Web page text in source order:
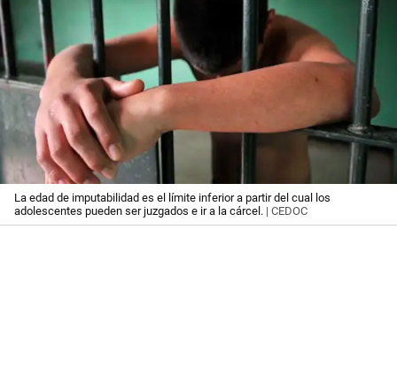
La edad de imputabilidad es el límite inferior a partir del cual los
adolescentes pueden ser juzgados e ir a la cárcel. | CEDOC